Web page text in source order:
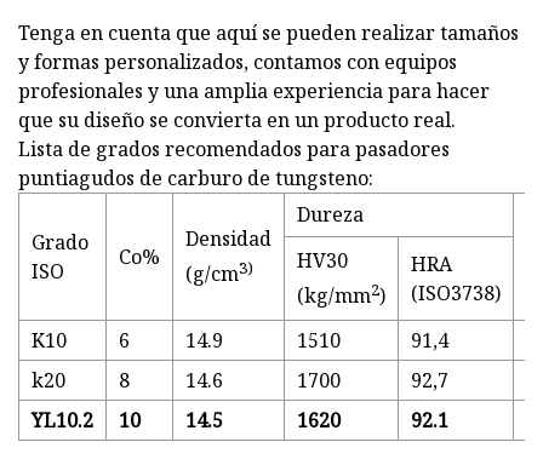
Tenga en cuenta que aquí se pueden realizar tamaños
y formas personalizados, contamos con equipos
profesionales y una amplia experiencia para hacer
que su diseño se convierta en un producto real.
Lista de grados recomendados para pasadores
puntiagudos de carburo de tungsteno:
Grado
ISO
Co%
Densidad
(g/cm3)
Dureza
HV30
(kg/mm2)
HRA
(ISO3738)
K10
6 14.9 1510 91,4
k20
8 14.6 1700 92,7
YL10.2
10 14.5 1620 92.1